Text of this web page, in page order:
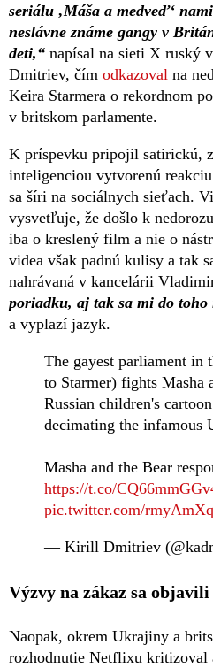
seriálu ‚Máša a medveď‘
neslávne známe gangy v
deti,“ napísal na sieti X ruský
Dmitriev, čím odkazoval na
Keira Starmera o rekordnom
v britskom parlamente.
K príspevku pripojil satirickú,
inteligenciou vytvorenú
sa šíri na sociálnych sieťach.
vysvetľuje, že došlo k
iba o kreslený film a nie o
videa však padnú kulisy a tak
nahrávaná v kancelárii
poriadku, aj tak sa mi do toho
a vyplazí jazyk.
The gayest parliament in
to Starmer) fights Masha
Russian children's
decimating the infamous
Masha and the Bear
https://t.co/
pic.twitter.com/
— Kirill Dmitriev
Výzvy na zákaz sa
Naopak, okrem Ukrajiny a
rozhodnutie Netflixu kritizoval